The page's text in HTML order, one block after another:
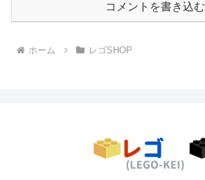
コメントを書き込む
ホーム レゴSHOP